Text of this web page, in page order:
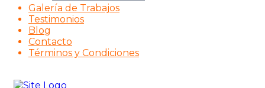
Galería de Trabajos
Testimonios
Blog
Contacto
Términos y Condiciones